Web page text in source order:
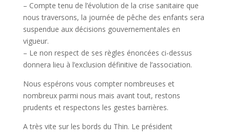
– Compte tenu de l’évolution de la crise sanitaire que
nous traversons, la journée de pêche des enfants sera
suspendue aux décisions gouvernementales en
vigueur.
– Le non respect de ses règles énoncées ci-dessus
donnera lieu à l’exclusion définitive de l’association.
Nous espérons vous compter nombreuses et
nombreux parmi nous mais avant tout, restons
prudents et respectons les gestes barrières.
A très vite sur les bords du Thin. Le président